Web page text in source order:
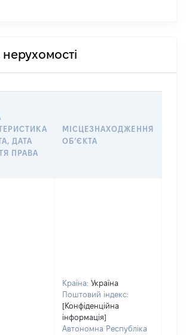
ДАТА
ПРАВА
МІСЦЕЗНАХОДЖЕННЯ
ОБʼЄКТА
Країна: Україна
Поштовий індекс:
[Конфіденційна
інформація]
Автономна Республіка